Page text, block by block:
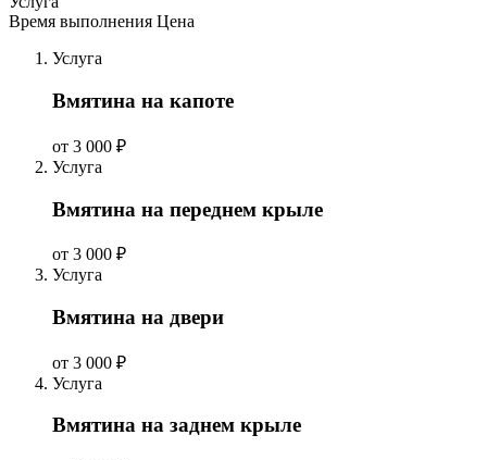
Время выполнения Цена
Услуга
Вмятина на капоте
от 3 000 ₽
Услуга
Вмятина на переднем крыле
от 3 000 ₽
Услуга
Вмятина на двери
от 3 000 ₽
Услуга
Вмятина на заднем крыле